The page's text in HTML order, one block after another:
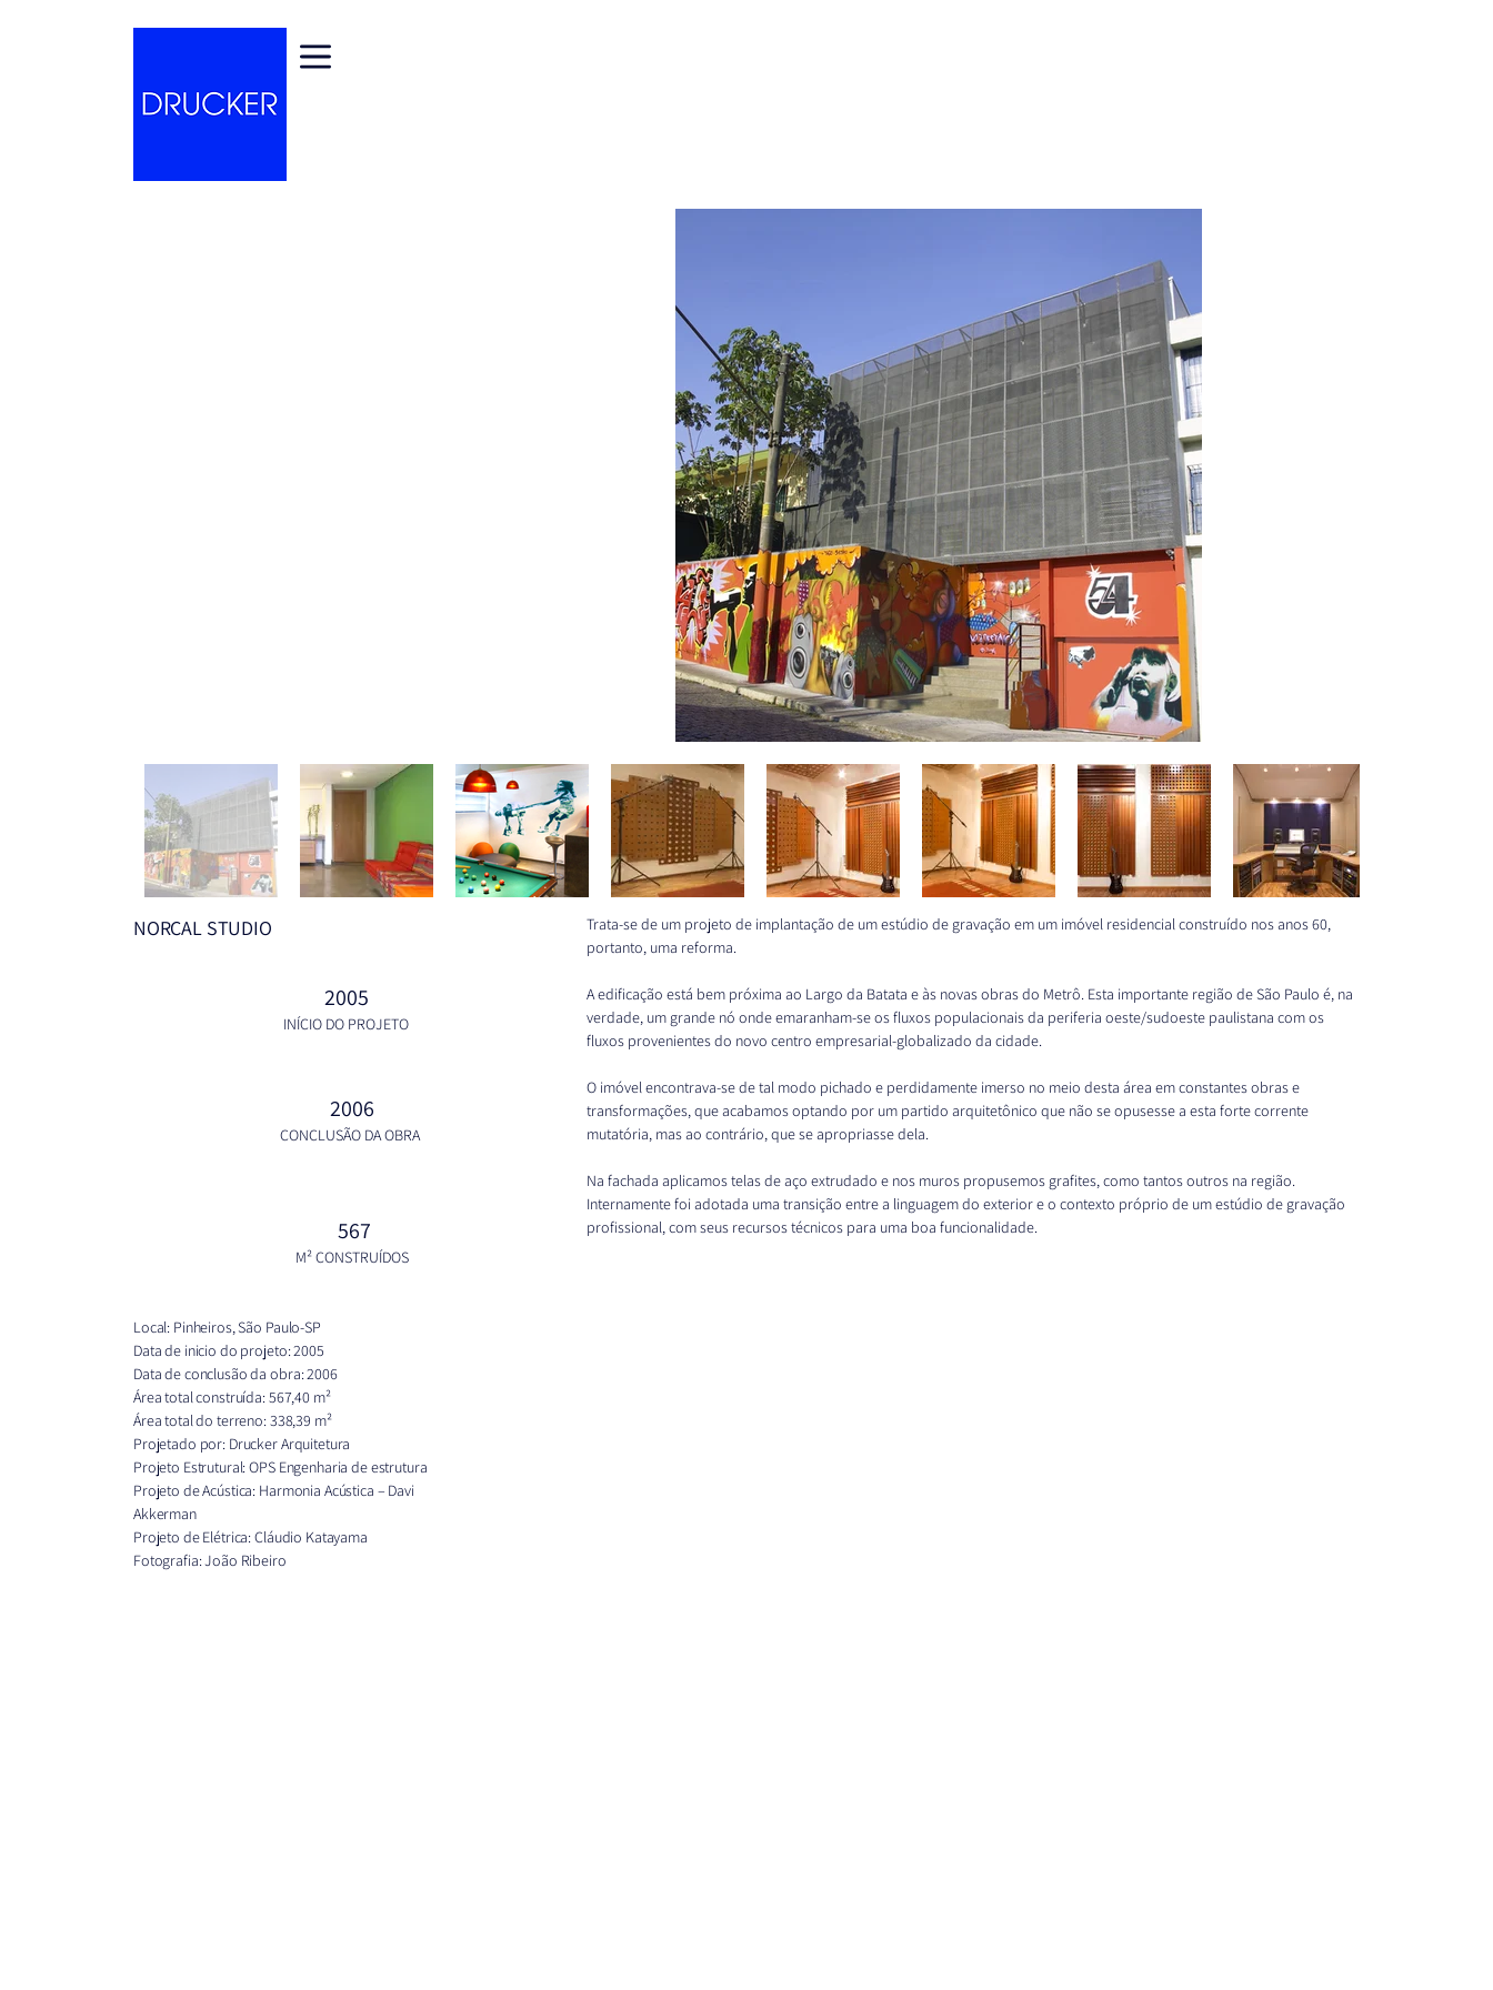
NORCAL STUDIO
INÍCIO DO PROJETO
2005
2006
CONCLUSÃO DA OBRA
567
M² CONSTRUÍDOS
Local: Pinheiros, São Paulo-SP
Data de inicio do projeto: 2005
Data de conclusão da obra: 2006
Área total construída: 567,40 m²
Área total do terreno: 338,39 m²
Projetado por: Drucker Arquitetura
Projeto Estrutural: OPS Engenharia de estrutura
Projeto de Acústica: Harmonia Acústica – Davi
Akkerman
Projeto de Elétrica: Cláudio Katayama
Fotografia: João Ribeiro
Trata-se de um projeto de implantação de um estúdio de gravação em um imóvel residencial construído nos anos 60,
portanto, uma reforma.
A edificação está bem próxima ao Largo da Batata e às novas obras do Metrô. Esta importante região de São Paulo é, na
verdade, um grande nó onde emaranham-se os fluxos populacionais da periferia oeste/sudoeste paulistana com os
fluxos provenientes do novo centro empresarial-globalizado da cidade.
O imóvel encontrava-se de tal modo pichado e perdidamente imerso no meio desta área em constantes obras e
transformações, que acabamos optando por um partido arquitetônico que não se opusesse a esta forte corrente
mutatória, mas ao contrário, que se apropriasse dela.
Na fachada aplicamos telas de aço extrudado e nos muros propusemos grafites, como tantos outros na região.
Internamente foi adotada uma transição entre a linguagem do exterior e o contexto próprio de um estúdio de gravação
profissional, com seus recursos técnicos para uma boa funcionalidade.